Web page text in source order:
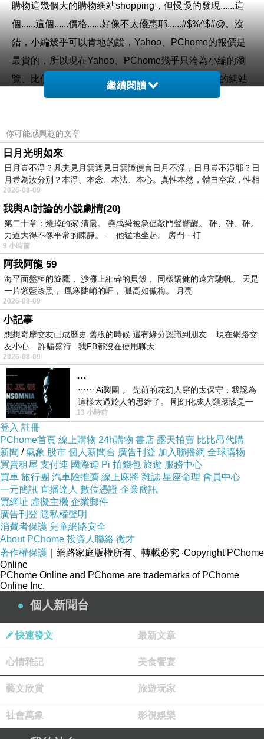
購物這幾個大的購物網站shopping，但慢慢的發現......這
個......這個......價格......好像不太優惠耶......#$%^$#@。沒
錯，小編幾乎可以肯地的說，Yahoo、PChome的報價是
最貴的，所以現在Yahoo、PChome幾乎只淪為小編的瀏
覽、比價工具。看到喜歡的東西，小編喜歡到專門的網站
去購買，比如說3C、家電類的東西，建議到燦坤的Kuai3
購買3C商品，除了考量價格以外，售後服務也是很重要
的，燦坤擁有全台密集的實體門市，讓你不用擔心後續的
維修問題，不然縱使價格再便宜，日後求助無門，也是十
分惱人的，是吧！
日前想購入 HP 125A 黑色原廠碳粉匣 CB540A
經銷商都表示舊款已經賣完，已沒有舊款庫存了，剛好看
到燦坤快3網頁上還有賣，就線上預約到門市付款取貨。
有的時候這些商品的價格還真的頗殺的，於是乎，這一款
CP值破表的：
近燦坤狂打快3快閃購物日，趁著燦坤快三會員特典的時
候趕緊下手，超低價限量商品再辛苦也值得！
HP 125A 黑色原廠碳粉匣 CB540A
HP CB540A黑色碳粉匣
繼續閱讀
你可能感興趣的文章
日月光明如來
日月豈不淨？凡夫見月雲遮見日雲障便言日月不淨，日月豈不淨耶？日
月豈為汝分別？本淨、本念、本法、本心。真性本然，體自空寂，性相
2026-08-09
我與AI討論的小說劇情(20)
第二十章：燒掉的家 清晨。 堯禹舜被急促敲門聲驚醒。 砰、砰、砰。
力道大得不像平常的陳靜。 — 他猛地坐起。 房門一打
9 小時前
阿我阿龍 59
海平面盤桓的旋鷹， 沙灘上細碎的貝殼， 同樣矯健的遠方馳帆。 天是
一片紫藍漆黑， 風寒陡峭的崕， 孤高如傲梅。 月亮
2026-08-09
小記事
想想奇摩交友已成歷史.舊版的時候.還有緣分認識到朋友. 現在網路交
友小心. 詐騙盛行 我FB都沒在使用聊天
2026-08-09
…
⋯⋯ Ai製圖 。 先前的花幻人穿的太保守，我認為
這樣太過於人的思維了。 剛幻化成人類應該是一
絲不掛吧？ 當然這樣是創不出
13 小時前
登入 註冊
PChome首頁 線上購物 24h購物 書店 露天拍賣 比比昂代購
新聞 /氣象 股市 個人新聞台 廣告刊登 加入聯播網 全球購物
買賣租屋 支付連 國際連 Pi 拍錢包 旅遊 服務中心
買車 旅行團 汽車險推薦 線上麻將 雜誌 星座命理 會員中心
一元簡訊 直播達人 數位憑證 企業簡訊
買網址 虛擬主機 企業郵件
廣告刊登 隱私權聲明
消費者保護 兒童網路安全
About PChome 投資人聯絡 徵才
著作權保護 ｜網路家庭版權所有、轉載必究 ‧Copyright PChome
Online
PChome Online and PChome are trademarks of PChome
Online Inc.
個人新聞台
快速發文 最新文章
心情雜記 美食饗宴
藝文欣賞 旅遊玩家
社會萬象 影視娛樂